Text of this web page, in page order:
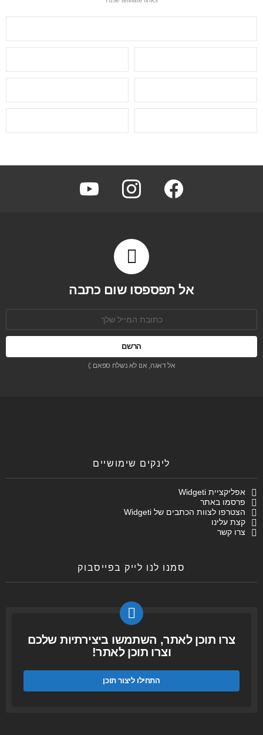
facebook
instagram
youtube
אל תפספסו שום כתבה
אל דאגה, אנו לא נשלח ספאם :)
לינקים שימושיים
אפליקציית Widgeti
פרסמו באתר
הצטרפו לצוות הכתבים של Widgeti
קצת עלינו
צרו קשר
סמנו לנו לייק בפייסבוק
צרו תוכן לאתר, השתמשו ביצירתיות שלכם
וצרו תוכן לאתר!
התחילו ליצור תוכן